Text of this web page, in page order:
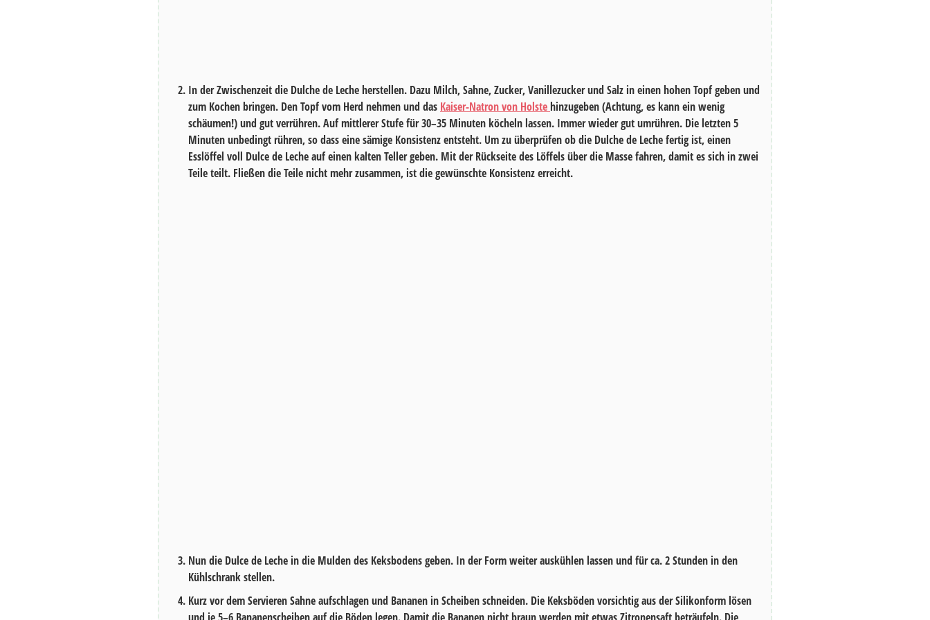
In der Zwischenzeit die Dulche de Leche herstellen. Dazu Milch, Sahne, Zucker, Vanillezucker und Salz in einen hohen Topf geben und
zum Kochen bringen. Den Topf vom Herd nehmen und das Kaiser-Natron von Holste hinzugeben (Achtung, es kann ein wenig
schäumen!) und gut verrühren. Auf mittlerer Stufe für30–35 Minuten köcheln lassen. Immer wieder gut umrühren. Die letzten5
Minutenunbedingt rühren, so dass eine sämige Konsistenz entsteht. Um zu überprüfen ob die Dulche de Leche fertig ist, einen
Esslöffel voll Dulce de Leche auf einen kalten Teller geben. Mit der Rückseite des Löffels über die Masse fahren, damit es sich in zwei
Teile teilt. Fließen die Teile nicht mehr zusammen, ist die gewünschte Konsistenz erreicht.
Nun die Dulce de Leche in die Mulden des Keksbodens geben. In der Form weiter auskühlen lassen und für ca.2 Stunden in den
Kühlschrank stellen.
Kurz vor dem Servieren Sahne aufschlagen und Bananen in Scheiben schneiden. Die Keksböden vorsichtig aus der Silikonform lösen